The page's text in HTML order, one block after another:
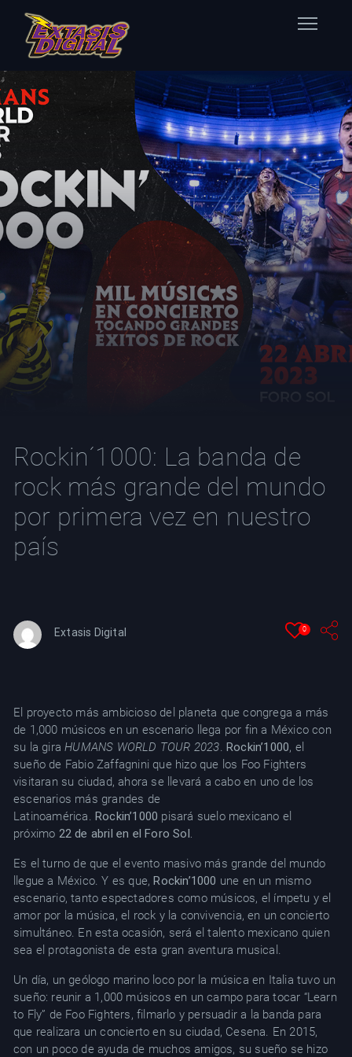
Home
Nuestras Estaciones
Datos Éxtasis
Contacto
FB
TW
IG
Rockin´1000: La banda de
rock más grande del mundo
por primera vez en nuestro
país
Extasis Digital 0
El proyecto más ambicioso del planeta que congrega a más
de 1,000 músicos en un escenario llega por fin a México con
su la giraHUMANS WORLD TOUR 2023.Rockin’1000, el
sueño de Fabio Zaffagnini que hizo que los Foo Fighters
visitaran su ciudad, ahora se llevará a cabo en uno de los
escenarios más grandes de
Latinoamérica. Rockin’1000 pisará suelo mexicano el
próximo 22 de abril en el Foro Sol.
Es el turno de que el evento masivo más grande del mundo
llegue a México. Y es que,Rockin’1000 une en un mismo
escenario, tanto espectadores como músicos, el ímpetu y el
amor por la música, el rock y la convivencia, en un concierto
simultáneo. En esta ocasión, será el talento mexicano quien
sea el protagonista de esta gran aventura musical.
Un día, un geólogo marino loco por la música en Italia tuvo un
sueño: reunir a 1,000 músicos en un campo para tocar “Learn
to Fly” de Foo Fighters, filmarlo y persuadir a la banda para
que realizara un concierto en su ciudad, Cesena. En 2015,
con un poco de ayuda de muchos amigos, su sueño se hizo